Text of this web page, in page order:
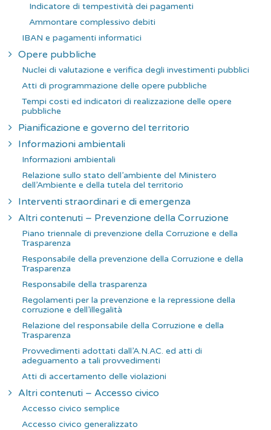
Indicatore di tempestività dei pagamenti
Ammontare complessivo debiti
IBAN e pagamenti informatici
Opere pubbliche
Nuclei di valutazione e verifica degli investimenti pubblici
Atti di programmazione delle opere pubbliche
Tempi costi ed indicatori di realizzazione delle opere
pubbliche
Pianificazione e governo del territorio
Informazioni ambientali
Informazioni ambientali
Relazione sullo stato dell’ambiente del Ministero
dell’Ambiente e della tutela del territorio
Interventi straordinari e di emergenza
Altri contenuti – Prevenzione della Corruzione
Piano triennale di prevenzione della Corruzione e della
Trasparenza
Responsabile della prevenzione della Corruzione e della
Trasparenza
Responsabile della trasparenza
Regolamenti per la prevenzione e la repressione della
corruzione e dell’illegalità
Relazione del responsabile della Corruzione e della
Trasparenza
Provvedimenti adottati dall’A.N.AC. ed atti di
adeguamento a tali provvedimenti
Atti di accertamento delle violazioni
Altri contenuti – Accesso civico
Accesso civico semplice
Accesso civico generalizzato